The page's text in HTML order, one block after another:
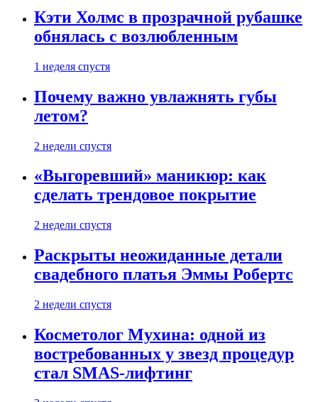
Кэти Холмс в прозрачной рубашке
обнялась с возлюбленным
1 неделя спустя
Почему важно увлажнять губы
летом?
2 недели спустя
«Выгоревший» маникюр: как
сделать трендовое покрытие
2 недели спустя
Раскрыты неожиданные детали
свадебного платья Эммы Робертс
2 недели спустя
Косметолог Мухина: одной из
востребованных у звезд процедур
стал SMAS-лифтинг